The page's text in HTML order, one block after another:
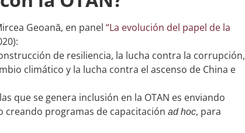
Geoană, en panel “La evolución del papel de la
de resiliencia, la lucha contra la corrupción,
climático y la lucha contra el ascenso de China e
que se genera inclusión en la OTAN es enviando
creando programas de capacitación ad hoc, para